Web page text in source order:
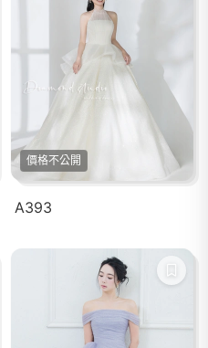
價格不公開
A393